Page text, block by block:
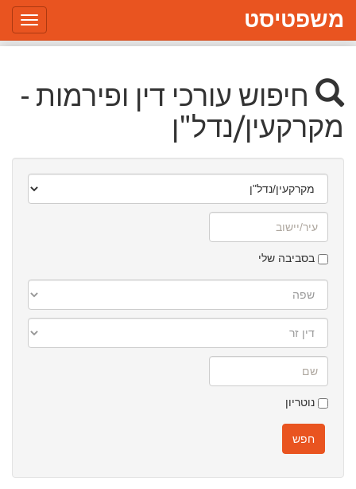
משפטיסט
חיפוש עורכי דין ופירמות -
מקרקעין/נדל"ן
עיסוק
בסביבה שלי
נוטריון
חפש